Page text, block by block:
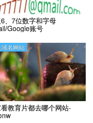
、7位数字和字母
Google账号
教育片都去哪个网站-
域名网站